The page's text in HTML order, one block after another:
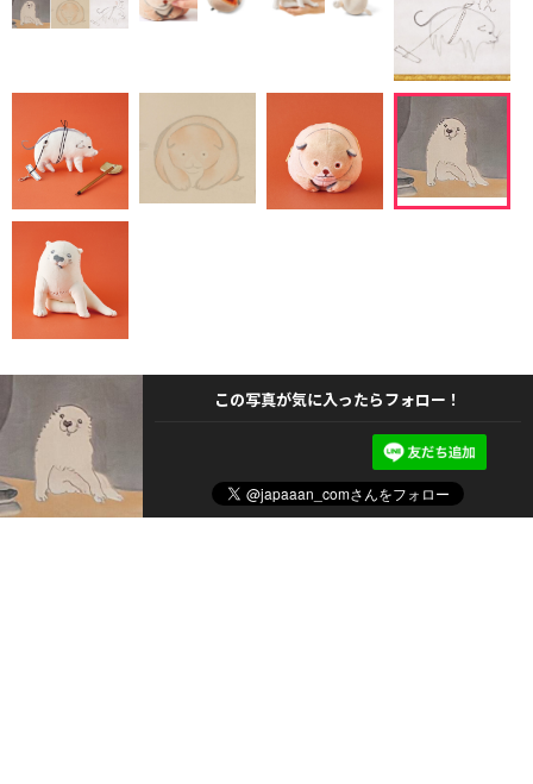
この写真が気に入ったらフォロー！